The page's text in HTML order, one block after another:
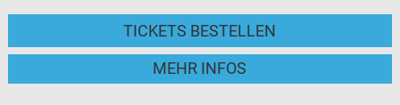
TICKETS BESTELLEN
MEHR INFOS